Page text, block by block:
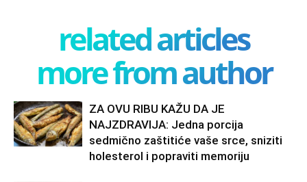
related articles
more from author
ZA OVU RIBU KAŽU DA JE
NAJZDRAVIJA: Jedna porcija
sedmično zaštitiće vaše srce, sniziti
holesterol i popraviti memoriju